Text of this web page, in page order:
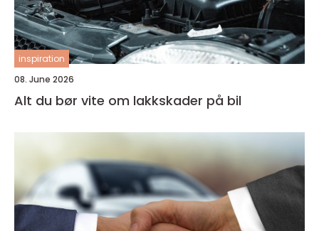
inspiration
08. June 2026
Alt du bør vite om lakkskader på bil